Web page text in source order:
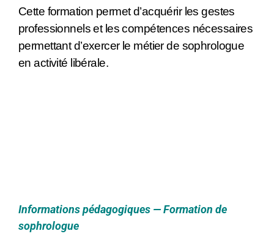
Cette formation permet d’acquérir les gestes
professionnels et les compétences nécessaires
permettant d’exercer le métier de sophrologue
en activité libérale.
Informations pédagogiques — Formation de
sophrologue